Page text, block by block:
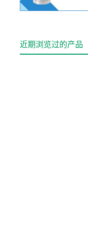
近期浏览过的产品